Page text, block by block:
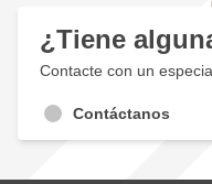
¿Tiene
Contacte con un
Contáctanos